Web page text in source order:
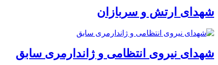
شهدای ارتش و سربازان
شهدای نیروی انتظامی و ژاندارمری سابق